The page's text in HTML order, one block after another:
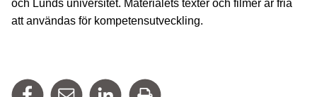
och Lunds universitet. Materialets texter och filmer är fria
att användas för kompetensutveckling.
Dela på Facebook
Tipsa via mailDela på Linkedin